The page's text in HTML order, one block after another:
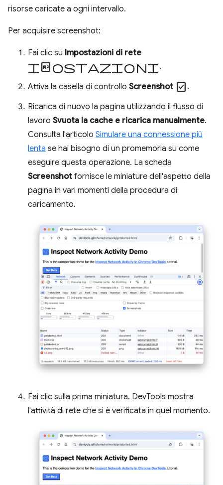
risorse caricate a ogni intervallo.
Per acquisire screenshot:
Fai clic su Impostazioni di rete
Impostazioni.
Attiva la casella di controllo Screenshot check_box .
Ricarica di nuovo la pagina utilizzando il flusso di
lavoro Svuota la cache e ricarica manualmente.
Consulta l'articolo Simulare una connessione più
lenta se hai bisogno di un promemoria su come
eseguire questa operazione. La scheda
Screenshot fornisce le miniature dell'aspetto della
pagina in vari momenti della procedura di
caricamento.
Fai clic sulla prima miniatura. DevTools mostra
l'attività di rete che si è verificata in quel momento.